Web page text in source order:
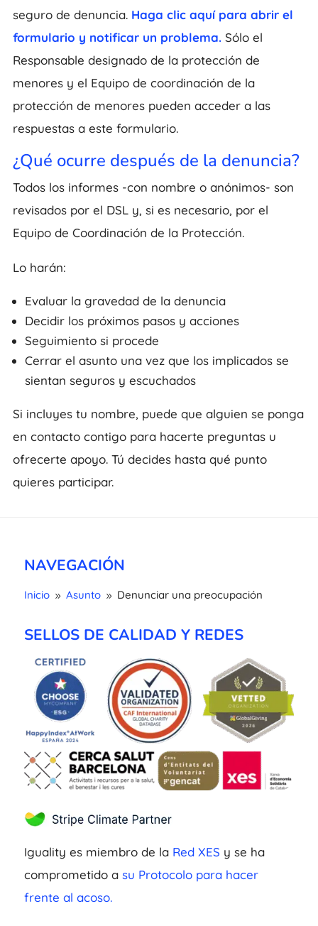
seguro de denuncia. Haga clic aquí para abrir el
formulario y notificar un problema.Sólo el
Responsable designado de la protección de
menores y el Equipo de coordinación de la
protección de menores pueden acceder a las
respuestas a este formulario.
¿Qué ocurre después de la denuncia?
Todos los informes -con nombre o anónimos- son
revisados por el DSL y, si es necesario, por el
Equipo de Coordinación de la Protección.
Lo harán:
Evaluar la gravedad de la denuncia
Decidir los próximos pasos y acciones
Seguimiento si procede
Cerrar el asunto una vez que los implicados se
sientan seguros y escuchados
Si incluyes tu nombre, puede que alguien se ponga
en contacto contigo para hacerte preguntas u
ofrecerte apoyo. Tú decides hasta qué punto
quieres participar.
NAVEGACIÓN
Inicio 9 Asunto 9 Denunciar una preocupación
SELLOS DE CALIDAD Y REDES
Iguality es miembro de la Red XES y se ha
comprometido a su Protocolo para hacer
frente al acoso.